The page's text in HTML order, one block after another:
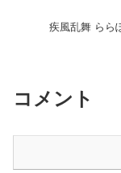
疾風乱舞 らら
コメント